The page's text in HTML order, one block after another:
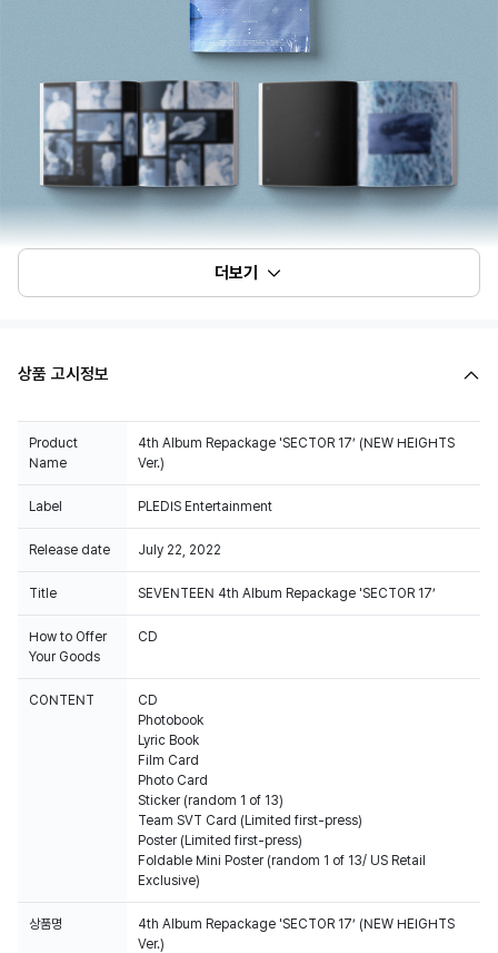
더보기
상품 고시정보
Product
Name
4th Album Repackage 'SECTOR 17’ (NEW HEIGHTS
Ver.)
Label PLEDIS Entertainment
Release date July 22, 2022
Title SEVENTEEN 4th Album Repackage 'SECTOR 17’
How to Offer
Your Goods
CD
CONTENT
CD
Photobook
Lyric Book
Film Card
Photo Card
Sticker (random 1 of 13)
Team SVT Card (Limited first-press)
Poster (Limited first-press)
Foldable Mini Poster (random 1 of 13/ US Retail
Exclusive)
상품명
4th Album Repackage 'SECTOR 17’ (NEW HEIGHTS
Ver.)